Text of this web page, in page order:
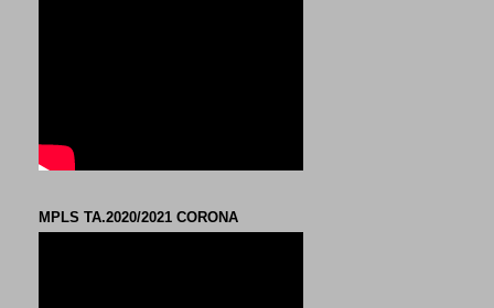
MPLS TA.2020/2021 CORONA